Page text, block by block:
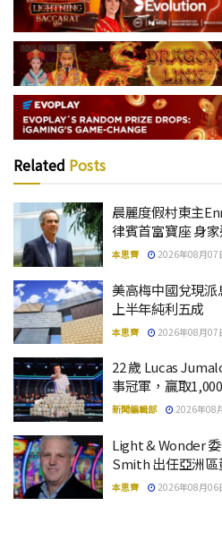
Related Posts
晨麗度假村東主
律賓首富寶座 身
本思齊 2026年08月07
美高梅中國兌現
上半年純利五成
本思齊 2026年08月07
22 歲 Lucas
事冠軍，贏取
新聞編輯部 2026年08
Light & Wonder
Smith 出任亞洲區
本思齊 2026年08月06